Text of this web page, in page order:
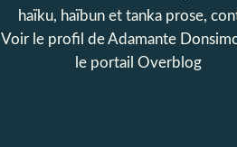
haïku, haïbun et tanka prose,
Voir le profil deAdamante
le portail Overblog